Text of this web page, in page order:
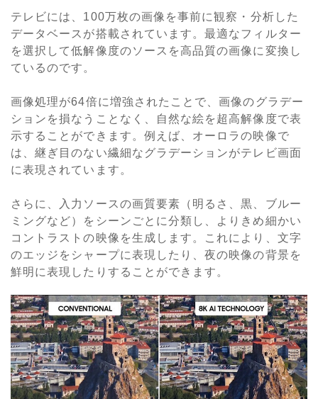
テレビには、100万枚の画像を事前に観察・分析した
データベースが搭載されています。最適なフィルター
を選択して低解像度のソースを高品質の画像に変換し
ているのです。
画像処理が64倍に増強されたことで、画像のグラデー
ションを損なうことなく、自然な絵を超高解像度で表
示することができます。例えば、オーロラの映像で
は、継ぎ目のない繊細なグラデーションがテレビ画面
に表現されています。
さらに、入力ソースの画質要素（明るさ、黒、ブルー
ミングなど）をシーンごとに分類し、よりきめ細かい
コントラストの映像を生成します。これにより、文字
のエッジをシャープに表現したり、夜の映像の背景を
鮮明に表現したりすることができます。